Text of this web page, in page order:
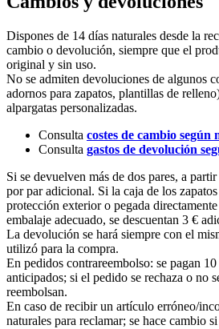
Dispones de 14 días naturales desde la
cambio o devolución, siempre que el
original y sin uso.
No se admiten devoluciones de algunos
adornos para zapatos, plantillas de
alpargatas personalizadas.
Consulta costes de cambio según
Consulta gastos de devolución
Si se devuelven más de dos pares, a
por par adicional. Si la caja de los
protección exterior o pegada
embalaje adecuado, se descuentan 3 €
La devolución se hará siempre con el
utilizó para la compra.
En pedidos contrareembolso: se pagan
anticipados; si el pedido se rechaza o no
reembolsan.
En caso de recibir un artículo erróneo/
naturales para reclamar; se hace cambio